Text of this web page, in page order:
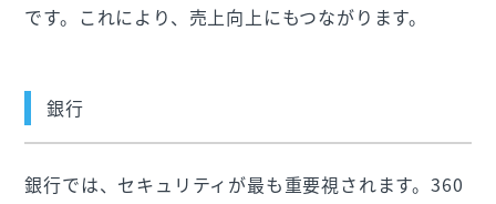
です。これにより、売上向上にもつながります。
銀行
銀行では、セキュリティが最も重要視されます。360